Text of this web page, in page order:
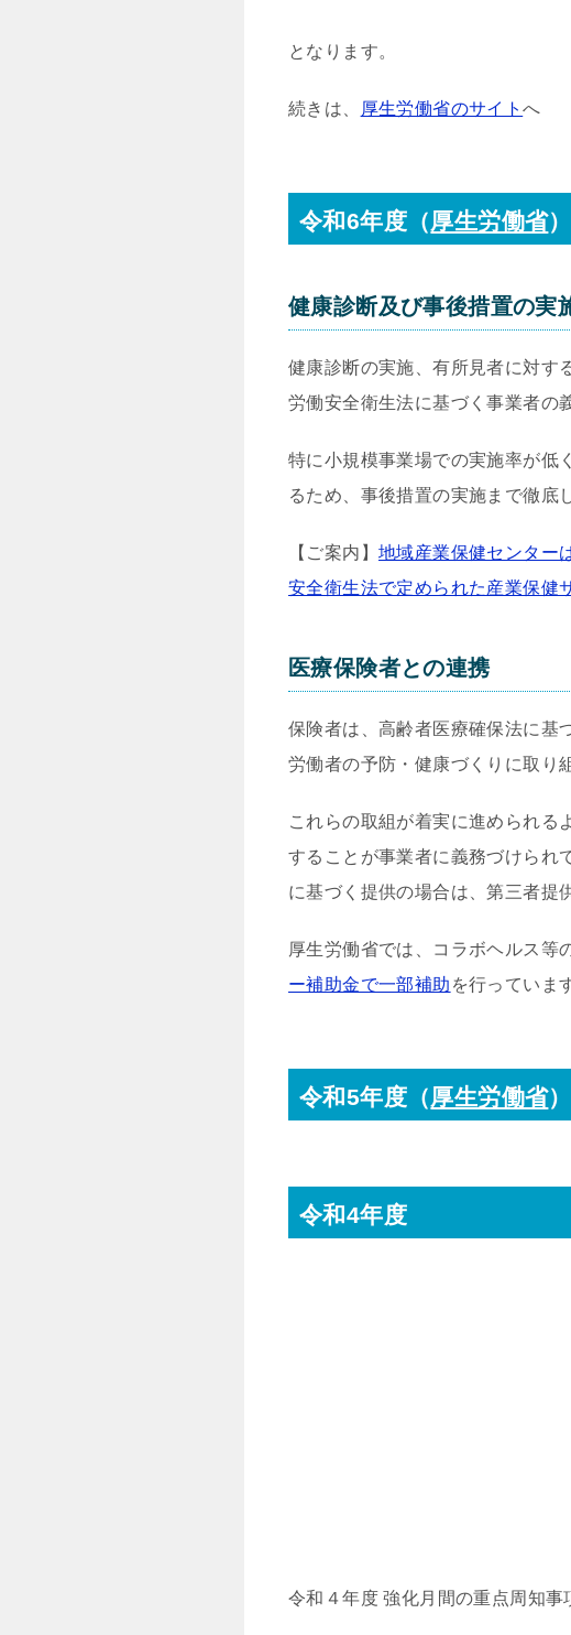
となります。
続きは、 厚生労働省のサイトへ
令和6年度（厚生労働省）
健康診断及び事後措置の実
健康診断の実施、有所見者に対す
労働安全衛生法に基づく事業者の
特に小規模事業場での実施率が低
るため、事後措置の実施まで徹底
【ご案内】 地域産業保健センター
安全衛生法で定められた産業保健
医療保険者との連携
保険者は、高齢者医療確保法に基
労働者の予防・健康づくりに取り
これらの取組が着実に進められる
することが事業者に義務づけられ
に基づく提供の場合は、第三者提
厚生労働省では、コラボヘルス等
ー補助金で一部補助 を行っていま
令和5年度（厚生労働省）
令和4年度
令和４年度 強化月間の重点周知事